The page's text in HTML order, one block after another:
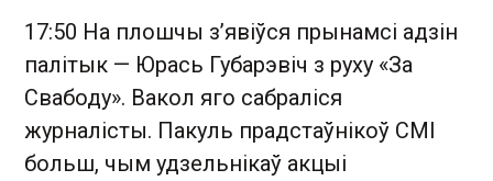
17:50 На плошчы з’явіўся прынамсі адзін
палітык — Юрась Губарэвіч з руху «За
Свабоду». Вакол яго сабраліся
журналісты. Пакуль прадстаўнікоў СМІ
больш, чым удзельнікаў акцыі